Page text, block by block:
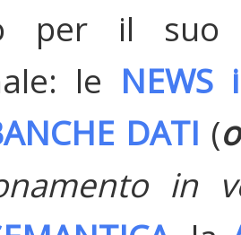
per il suo
le
DATI (
in